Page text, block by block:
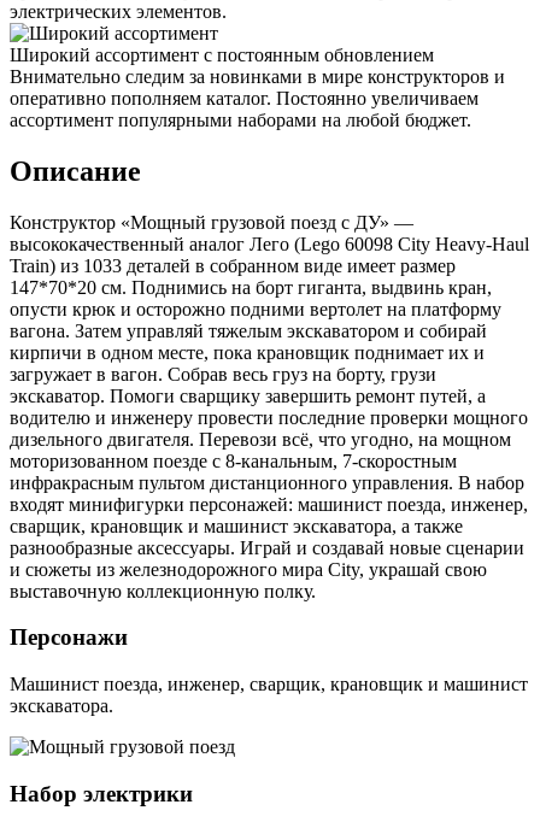
электрических элементов.
Широкий ассортимент с постоянным обновлением
Внимательно следим за новинками в мире конструкторов и
оперативно пополняем каталог. Постоянно увеличиваем
ассортимент популярными наборами на любой бюджет.
Описание
Конструктор «Мощный грузовой поезд с ДУ» —
высококачественный аналог Лего (Lego 60098 City Heavy-Haul
Train) из 1033 деталей в собранном виде имеет размер
147*70*20 см. Поднимись на борт гиганта, выдвинь кран,
опусти крюк и осторожно подними вертолет на платформу
вагона. Затем управляй тяжелым экскаватором и собирай
кирпичи в одном месте, пока крановщик поднимает их и
загружает в вагон. Собрав весь груз на борту, грузи
экскаватор. Помоги сварщику завершить ремонт путей, а
водителю и инженеру провести последние проверки мощного
дизельного двигателя. Перевози всё, что угодно, на мощном
моторизованном поезде с 8-канальным, 7-скоростным
инфракрасным пультом дистанционного управления. В набор
входят минифигурки персонажей: машинист поезда, инженер,
сварщик, крановщик и машинист экскаватора, а также
разнообразные аксессуары. Играй и создавай новые сценарии
и сюжеты из железнодорожного мира City, украшай свою
выставочную коллекционную полку.
Персонажи
Машинист поезда, инженер, сварщик, крановщик и машинист
экскаватора.
Набор электрики